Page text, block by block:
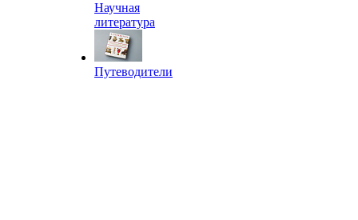
Научная
литература
Путеводители